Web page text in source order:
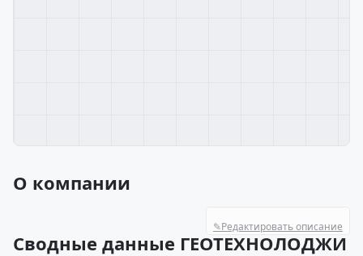
О компании
✎Редактировать описание
Сводные данные ГЕОТЕХНОЛОДЖИ